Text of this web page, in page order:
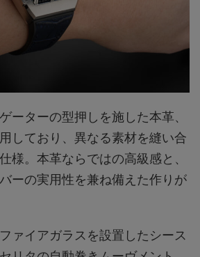
ーターの型押しを施した本革、
しており、異なる素材を縫い合
様。本革ならではの高級感と、
ーの実用性を兼ね備えた作りが
ァイアガラスを設置したシース